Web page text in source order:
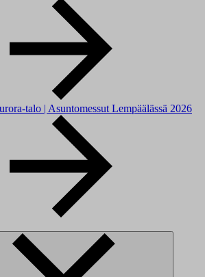
talo | Asuntomessut Lempäälässä 2026